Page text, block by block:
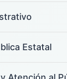
Estatal